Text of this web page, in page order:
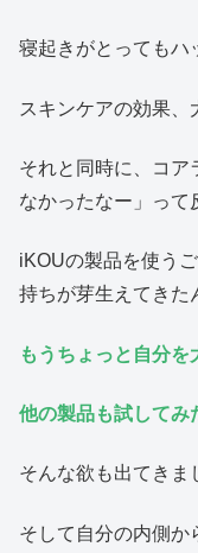
寝起きがとって
スキンケアの効果、
それと同時に、コア
なかったなー」って
iKOUの製品を使う
持ちが芽生えてきた
もうちょっと自分
他の製品も試してみ
そんな欲も出てきま
そして自分の内側か